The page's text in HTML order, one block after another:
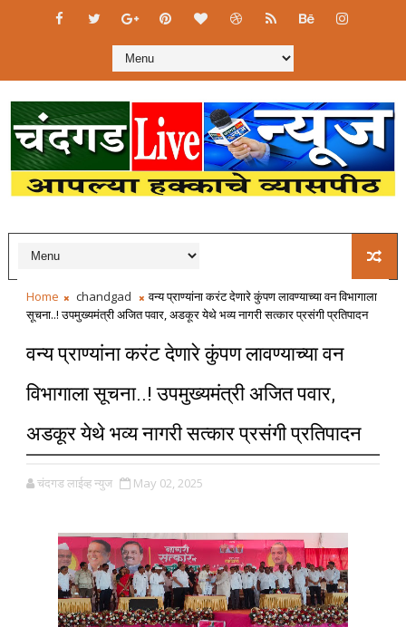
Home chandgad
वन्य प्राण्यांना करंट देणारे कुंपण लावण्याच्या वन विभागाला
सूचना..! उपमुख्यमंत्री अजित पवार, अडकूर येथे भव्य नागरी सत्कार प्रसंगी प्रतिपादन
वन्य प्राण्यांना करंट देणारे कुंपण लावण्याच्या वन
विभागाला सूचना..! उपमुख्यमंत्री अजित पवार,
अडकूर येथे भव्य नागरी सत्कार प्रसंगी प्रतिपादन
चंदगड लाईव्ह न्युज May 02, 2025